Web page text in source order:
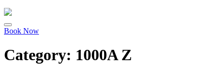
Book Now
Category: 1000A Z